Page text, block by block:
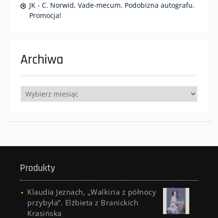
JK- C. Norwid, Vade-mecum. Podobizna autografu.
Promocja!
Archiwa
Archiwa
Produkty
Klaudia Jeznach, „Walkiria z północy
przybyła”. Elżbieta z Branickich
Krasińska